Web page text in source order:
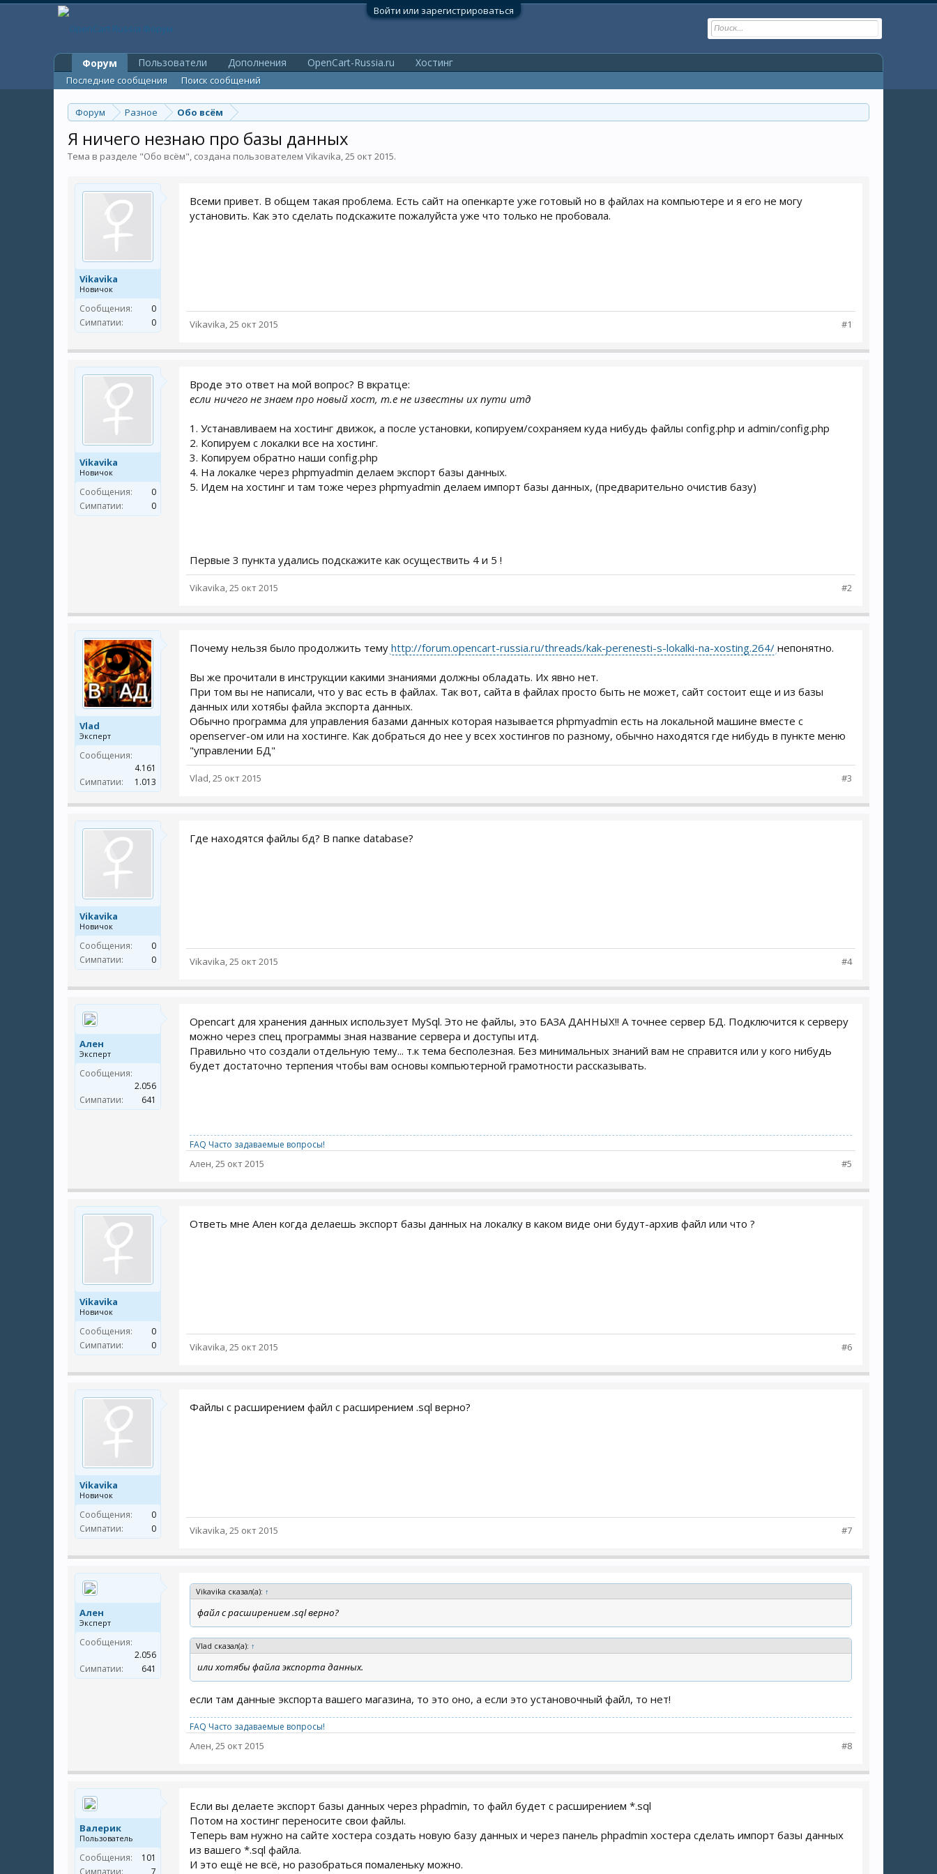
Войти или зарегистрироваться
Форум Разное Обо всём
Я ничего незнаю про базы данных
Тема в разделе "Обо всём", создана пользователем Vikavika,25 окт 2015.
Vikavika
Новичок
Сообщения:
0
Симпатии:
0
Всеми привет. В общем такая проблема. Есть сайт на опенкарте уже готовый но в файлах на компьютере и я его не могу
установить. Как это сделать подскажите пожалуйста уже что только не пробовала.
Vikavika,25 окт 2015 #1
Vikavika
Новичок
Сообщения:
0
Симпатии:
0
Вроде это ответ на мой вопрос? В вкратце:
если ничего не знаем про новый хост, т.е не известны их пути итд
1. Устанавливаем на хостинг движок, а после установки, копируем/сохраняем куда нибудь файлы config.php и admin/config.php
2. Копируем с локалки все на хостинг.
3. Копируем обратно наши config.php
4. На локалке через phpmyadmin делаем экспорт базы данных.
5. Идем на хостинг и там тоже через phpmyadmin делаем импорт базы данных, (предварительно очистив базу)
Первые 3 пункта удались подскажите как осуществить 4 и 5 !
Vikavika,25 окт 2015 #2
Vlad
Эксперт
Сообщения:
4.161
Симпатии:
1.013
Почему нельзя было продолжить тему http://forum.opencart-russia.ru/threads/kak-perenesti-s-lokalki-na-xosting.264/ непонятно.
Вы же прочитали в инструкции какими знаниями должны обладать. Их явно нет.
При том вы не написали, что у вас есть в файлах. Так вот, сайта в файлах просто быть не может, сайт состоит еще и из базы
данных или хотябы файла экспорта данных.
Обычно программа для управления базами данных которая называется phpmyadmin есть на локальной машине вместе с
openserver-ом или на хостинге. Как добраться до нее у всех хостингов по разному, обычно находятся где нибудь в пункте меню
"управлении БД"
Vlad,25 окт 2015 #3
Vikavika
Новичок
Сообщения:
0
Симпатии:
0
Где находятся файлы бд? В папке database?
Vikavika,25 окт 2015 #4
Ален
Эксперт
Сообщения:
2.056
Симпатии:
641
Opencart для хранения данных использует MySql. Это не файлы, это БАЗА ДАННЫХ!! А точнее сервер БД. Подключится к серверу
можно через спец программы зная название сервера и доступы итд.
Правильно что создали отдельную тему... т.к тема бесполезная. Без минимальных знаний вам не справится или у кого нибудь
будет достаточно терпения чтобы вам основы компьютерной грамотности рассказывать.
FAQ Часто задаваемые вопросы!
Ален,25 окт 2015 #5
Vikavika
Новичок
Сообщения:
0
Симпатии:
0
Ответь мне Ален когда делаешь экспорт базы данных на локалку в каком виде они будут-архив файл или что ?
Vikavika,25 окт 2015 #6
Vikavika
Новичок
Сообщения:
0
Симпатии:
0
Файлы с расширением файл с расширением .sql верно?
Vikavika,25 окт 2015 #7
Ален
Эксперт
Сообщения:
2.056
Симпатии:
641
Vikavika сказал(а): ↑
файл с расширением .sql верно?
Vlad сказал(а): ↑
или хотябы файла экспорта данных.
если там данные экспорта вашего магазина, то это оно, а если это установочный файл, то нет!
FAQ Часто задаваемые вопросы!
Ален,25 окт 2015 #8
Валерик
Пользователь
Сообщения:
101
Симпатии:
7
Если вы делаете экспорт базы данных через phpadmin, то файл будет с расширением *.sql
Потом на хостинг переносите свои файлы.
Теперь вам нужно на сайте хостера создать новую базу данных и через панель phpadmin хостера сделать импорт базы данных
из вашего *.sql файла.
И это ещё не всё, но разобраться помаленьку можно.
Форум
Последние сообщения Поиск сообщений
Пользователи Дополнения OpenCart-Russia.ru Хостинг